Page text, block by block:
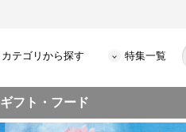
カテゴリから探す 特集一覧
ギフト・フード